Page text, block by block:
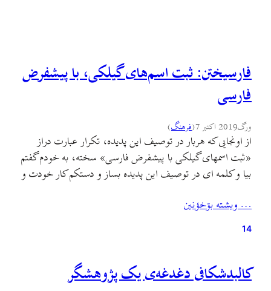
فارسیختن: ثبت اسم‌های گیلکی، با پیشفرض
فارسی
ورگ2019 اکتبر 7 (فرهنگ)
از اونجایی که هربار در توصیف این پدیده، تکرار عبارت دراز
«ثبت اسمهای گیلکی با پیشفرض فارسی» سخته، به خودم گفتم
بيا و کلمه ای در توصیف این پدیده بساز و دستکم کار خودت و
فکر کنن- کمی راحت کن. توی گیلکی فعل…
… ويشته بۊخؤنين
14
کالبدشکافی دغدغه‌ی يک پژوهشگر